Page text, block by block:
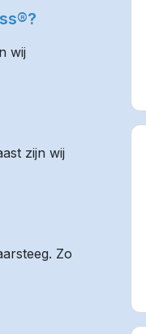
wij
zijn wij
Zo